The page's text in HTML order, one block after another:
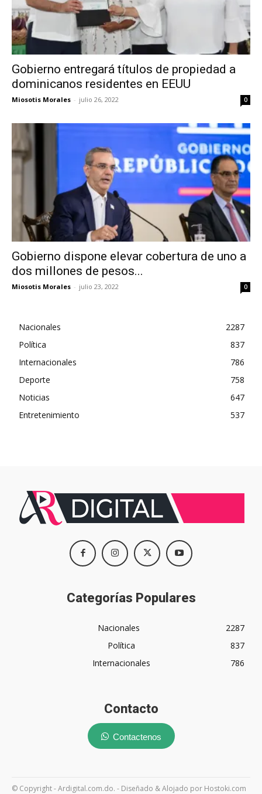
Gobierno entregará títulos de propiedad a
dominicanos residentes en EEUU
Miosotis Morales - julio 26, 2022 0
Gobierno dispone elevar cobertura de uno a
dos millones de pesos...
Miosotis Morales - julio 23, 2022 0
Nacionales
2287
Política
837
Internacionales
786
Deporte
758
Noticias
647
Entretenimiento
537
Categorías Populares
Nacionales
2287
Política
837
Internacionales
786
Contacto
Contactenos
© Copyright - Ardigital.com.do. - Diseñado & Alojado por Hostoki.com